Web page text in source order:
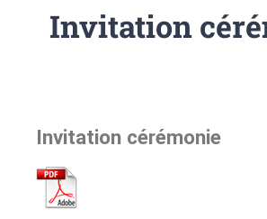
Invitation
Invitation cérémonie